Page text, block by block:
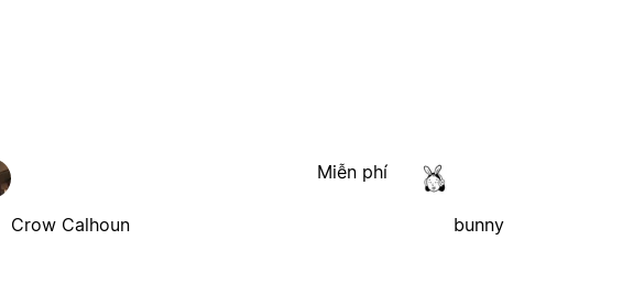
Crow Calhoun
Miễn phí
bunny